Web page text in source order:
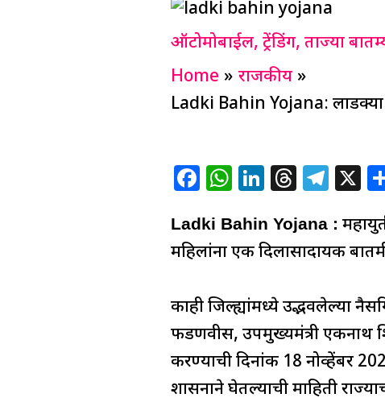
ऑटोमोबाईल,ट्रेंडिंग,ताज्या
Home
राजकीय
Ladki Bahin Yojana: लाडक्या
F
c
e
o
o
k
W
at
s
p
p
Li
k
e
n
T
re
a
s
T
e
g
m
X
Ladki Bahin Yojana :
महिलांना एक दिलासादायक
काही जिल्ह्यांमध्ये उद्भवलेल्या
फडणवीस, उपमुख्यमंत्री एकनाथ
करण्याची दिनांक 18 नोव्हेंबर
शासनाने घेतल्याची माहिती